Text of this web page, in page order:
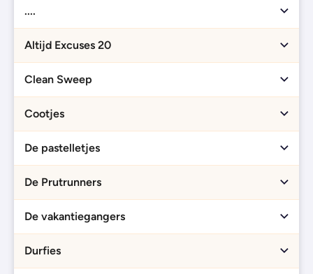
....
Altijd Excuses 20
Clean Sweep
Cootjes
De pastelletjes
De Prutrunners
De vakantiegangers
Durfies